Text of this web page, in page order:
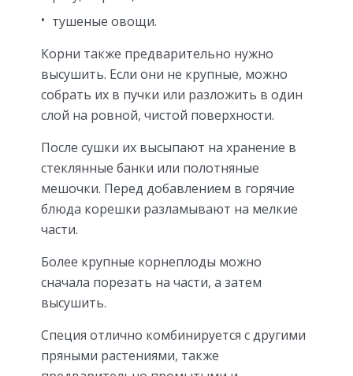
тушеные овощи.
Корни также предварительно нужно
высушить. Если они не крупные, можно
собрать их в пучки или разложить в один
слой на ровной, чистой поверхности.
После сушки их высыпают на хранение в
стеклянные банки или полотняные
мешочки. Перед добавлением в горячие
блюда корешки разламывают на мелкие
части.
Более крупные корнеплоды можно
сначала порезать на части, а затем
высушить.
Специя отлично комбинируется с другими
пряными растениями, также